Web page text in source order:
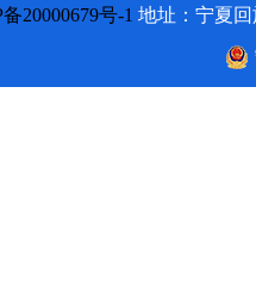
20000679号-1 地址：宁夏